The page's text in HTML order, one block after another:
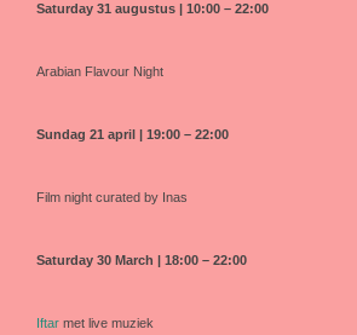
Saturday 31 augustus | 10:00 – 22:00
Arabian Flavour Night
Sundag 21 april | 19:00 – 22:00
Film night curated by Inas
Saturday 30 March | 18:00 – 22:00
Iftarmet live muziek